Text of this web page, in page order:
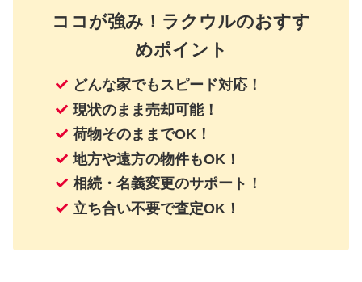
ココが強み！ラクウルのおすす
めポイント
どんな家でもスピード対応！
現状のまま売却可能！
荷物そのままでOK！
地方や遠方の物件もOK！
相続・名義変更のサポート！
立ち合い不要で査定OK！